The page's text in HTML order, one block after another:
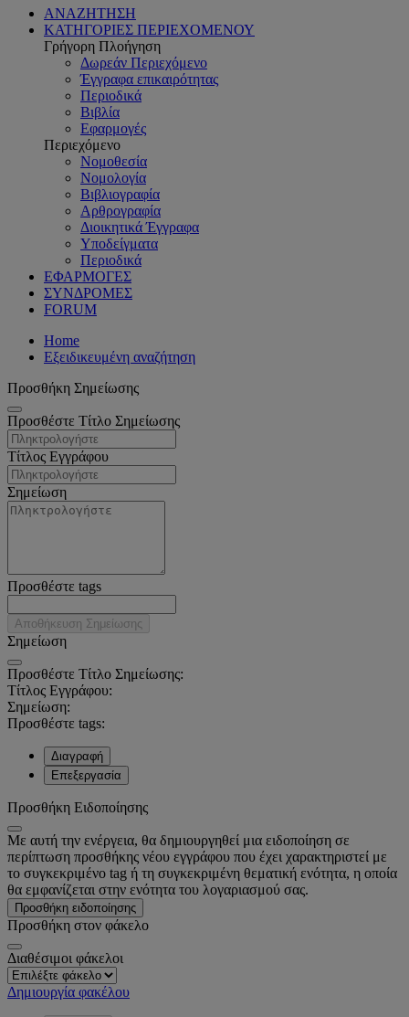
ΑΝΑΖΗΤΗΣΗ
ΚΑΤΗΓΟΡΙΕΣ ΠΕΡΙΕΧΟΜΕΝΟΥ
Γρήγορη Πλοήγηση
Δωρεάν Περιεχόμενο
Έγγραφα επικαιρότητας
Περιοδικά
Βιβλία
Εφαρμογές
Περιεχόμενο
Νομοθεσία
Νομολογία
Βιβλιογραφία
Αρθρογραφία
Διοικητικά Έγγραφα
Υποδείγματα
Περιοδικά
ΕΦΑΡΜΟΓΕΣ
ΣΥΝΔΡΟΜΕΣ
FORUM
Home
Εξειδικευμένη αναζήτηση
Προσθήκη Σημείωσης
Προσθέστε Τίτλο Σημείωσης
Τίτλος Εγγράφου
Σημείωση
Προσθέστε tags
Αποθήκευση Σημείωσης
Σημείωση
Προσθέστε Τίτλο Σημείωσης:
Τίτλος Εγγράφου:
Σημείωση:
Προσθέστε tags:
Διαγραφή
Επεξεργασία
Προσθήκη Ειδοποίησης
Με αυτή την ενέργεια, θα δημιουργηθεί μια ειδοποίηση σε
περίπτωση προσθήκης νέου εγγράφου που έχει χαρακτηριστεί με
το συγκεκριμένο tag ή τη συγκεκριμένη θεματική ενότητα, η οποία
θα εμφανίζεται στην ενότητα του λογαριασμού σας.
Προσθήκη ειδοποίησης
Προσθήκη στον φάκελο
Διαθέσιμοι φάκελοι
Δημιουργία φακέλου